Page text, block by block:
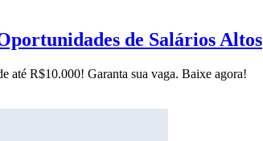
de Salários Altos
até R$10.000! Garanta sua vaga. Baixe agora!